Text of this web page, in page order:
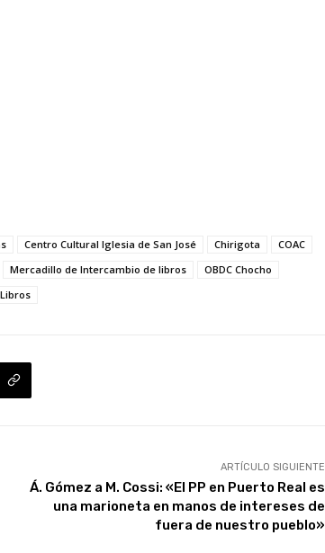
Centro Cultural Iglesia de San José Chirigota
COAC
Mercadillo de Intercambio de libros
OBDC Chocho
ARTÍCULO SIGUIENTE
Á. Gómez a M. Cossi: «El PP en Puerto Real es
una marioneta en manos de intereses de
fuera de nuestro pueblo»